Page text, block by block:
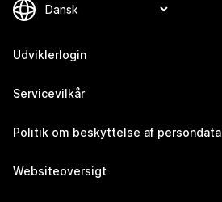
Udviklerlogin
Servicevilkår
Politik om beskyttelse af persondata
Websiteoversigt